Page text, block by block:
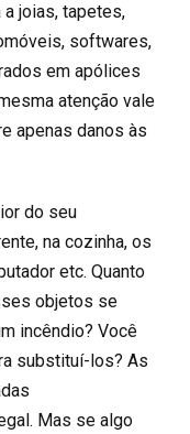
joias, tapetes,
softwares,
em apólices
atenção vale
apenas danos às
do seu
na cozinha, os
etc. Quanto
objetos se
incêndio? Você
substituí-los? As
Mas se algo